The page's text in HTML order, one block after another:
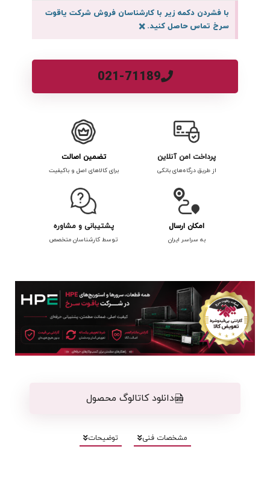
با فشردن دکمه زیر با کارشناسان فروش شرکت یاقوت
سرخ تماس حاصل کنید.×
021-71189
پرداخت امن آنلاین
از طریق درگاه‌های بانکی
تضمین اصالت
برای کالاهای اصل و باکیفیت
امکان ارسال
به سراسر ایران
پشتیبانی و مشاوره
توسط کارشناسان متخصص
دانلود کاتالوگ محصول
مشخصات فنی توضیحات